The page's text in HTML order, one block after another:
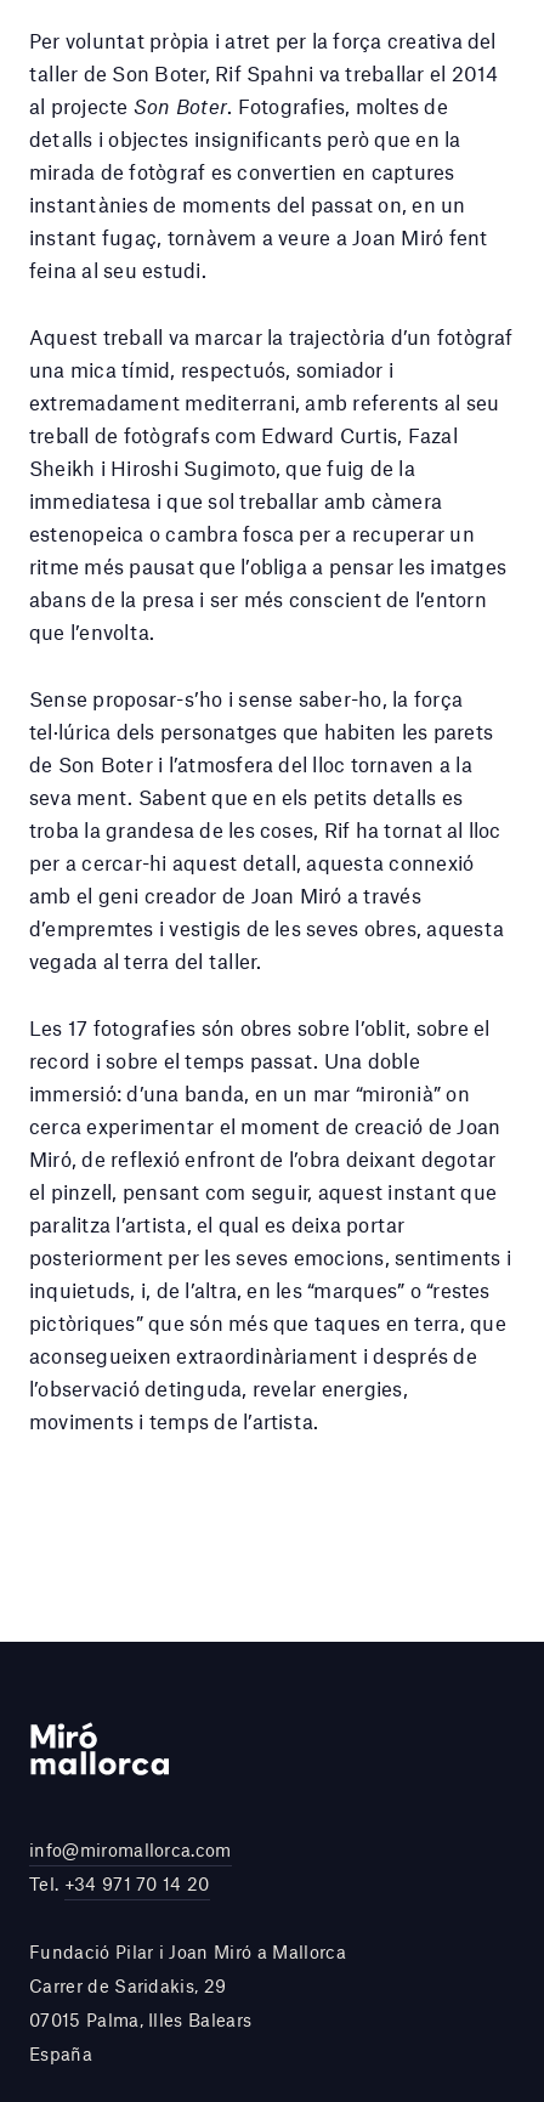
Per voluntat pròpia i atret per la força creativa del
taller de Son Boter, Rif Spahni va treballar el 2014
al projecte Son Boter. Fotografies, moltes de
detalls i objectes insignificants però que en la
mirada de fotògraf es convertien en captures
instantànies de moments del passat on, en un
instant fugaç, tornàvem a veure a Joan Miró fent
feina al seu estudi.
Aquest treball va marcar la trajectòria d’un fotògraf
una mica tímid, respectuós, somiador i
extremadament mediterrani, amb referents al seu
treball de fotògrafs com Edward Curtis, Fazal
Sheikh i Hiroshi Sugimoto, que fuig de la
immediatesa i que sol treballar amb càmera
estenopeica o cambra fosca per a recuperar un
ritme més pausat que l’obliga a pensar les imatges
abans de la presa i ser més conscient de l’entorn
que l’envolta.
Sense proposar-s’ho i sense saber-ho, la força
tel·lúrica dels personatges que habiten les parets
de Son Boter i l’atmosfera del lloc tornaven a la
seva ment. Sabent que en els petits detalls es
troba la grandesa de les coses, Rif ha tornat al lloc
per a cercar-hi aquest detall, aquesta connexió
amb el geni creador de Joan Miró a través
d’empremtes i vestigis de les seves obres, aquesta
vegada al terra del taller.
Les 17 fotografies són obres sobre l’oblit, sobre el
record i sobre el temps passat. Una doble
immersió: d’una banda, en un mar “mironià” on
cerca experimentar el moment de creació de Joan
Miró, de reflexió enfront de l’obra deixant degotar
el pinzell, pensant com seguir, aquest instant que
paralitza l’artista, el qual es deixa portar
posteriorment per les seves emocions, sentiments i
inquietuds, i, de l’altra, en les “marques” o “restes
pictòriques” que són més que taques en terra, que
aconsegueixen extraordinàriament i després de
l’observació detinguda, revelar energies,
moviments i temps de l’artista.
info@miromallorca.com
Tel. +34 971 70 14 20
Fundació Pilar i Joan Miró a Mallorca
Carrer de Saridakis, 29
07015 Palma, Illes Balears
España